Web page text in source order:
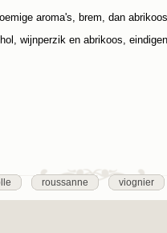
aroma's, brem, dan
wijnperzik en abrikoos,
roussanne viognier